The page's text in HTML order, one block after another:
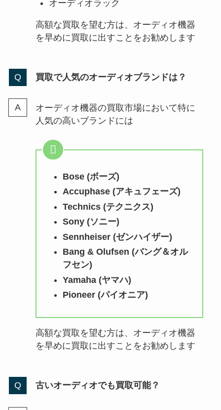
オーディオラック
高額な買取を望む方は、オーディオ機器
を早めに買取に出すことをお勧めします
買取で人気のオーディオブランドは？
オーディオ機器の買取市場において特に
人気の高いブランドには
Bose (ボーズ)
Accuphase (アキュフェーズ)
Technics (テクニクス)
Sony (ソニー)
Sennheiser (ゼンハイザー)
Bang & Olufsen (バング＆オル
フセン)
Yamaha (ヤマハ)
Pioneer (パイオニア)
高額な買取を望む方は、オーディオ機器
を早めに買取に出すことをお勧めします
古いオーディオでも買取可能？